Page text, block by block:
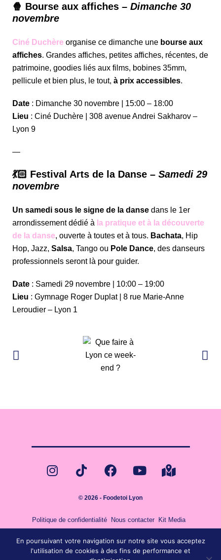
🍿 Bourse aux affiches – Dimanche 30
novembre
Ciné Duchère organise ce dimanche une bourse aux
affiches. Grandes affiches, petites affiches, récentes, de
patrimoine, goodies liés aux films, bobines 35mm,
pellicule et bien plus, le tout, à prix accessibles.
Date : Dimanche 30 novembre | 15:00 – 18:00
Lieu : Ciné Duchère | 308 avenue Andrei Sakharov –
Lyon 9
—
💃🏻 Festival Arts de la Danse – Samedi 29
novembre
Un samedi sous le signe de la danse dans le 1er
arrondissement dédié à la pratique et à la découverte
de la danse, ouverte à toutes et à tous. Bachata, Hip
Hop, Jazz, Salsa, Tango ou Pole Dance, des danseurs
professionnels seront là pour guider.
Date : Samedi 29 novembre | 10:00 – 19:00
Lieu : Gymnage Roger Duplat | 8 rue Marie-Anne
Leroudier – Lyon 1
© 2026 - Foodetoi Lyon
Politique de confidentialité Nous contacter Kit Media
En poursuivant votre navigation sur notre site vous acceptez
l'utilisation de cookies à des fins de performance et